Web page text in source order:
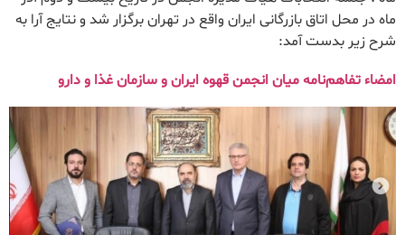
ماه در محل اتاق بازرگانی ایران واقع در تهران برگزار شد و نتایج آرا به
شرح زیر بدست آمد:
امضاء تفاهم‌نامه میان انجمن قهوه ایران و سازمان غذا و دارو